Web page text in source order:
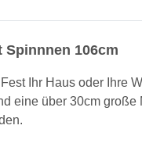
Spinnnen 106cm
Ihr Haus oder Ihre
eine über 30cm